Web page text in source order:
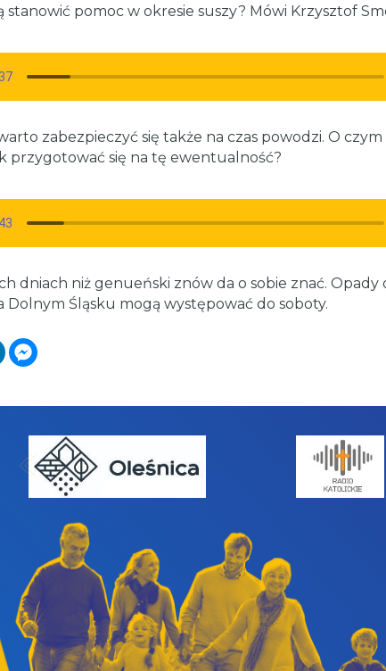
stanowić pomoc w okresie suszy? Mówi Krzysztof
zabezpieczyć się także na czas powodzi. O
przygotować się na tę ewentualność?
dniach niż genueński znów da o sobie znać. Opady
Dolnym Śląsku mogą występować do soboty.